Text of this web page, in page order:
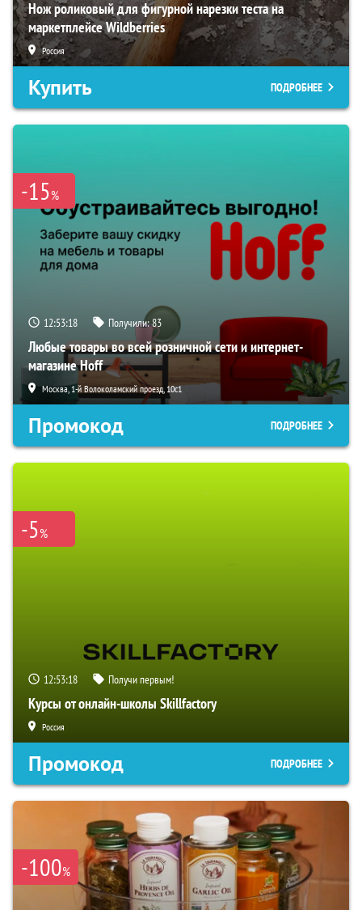
Нож роликовый для фигурной нарезки теста на
маркетплейсе Wildberries
Россия
Купить ПОДРОБНЕЕ
-15%
12:53:17 Получили:83
Любые товары во всей розничной сети и интернет-
магазине Hoff
Москва, 1-й Волоколамский проезд, 10с1
Промокод ПОДРОБНЕЕ
-5%
12:53:17 Получи первым!
Курсы от онлайн-школы Skillfactory
Россия
Промокод ПОДРОБНЕЕ
-100%